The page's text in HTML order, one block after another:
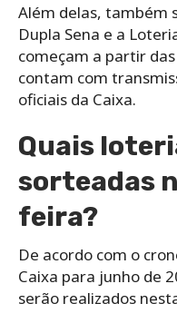
Além delas, também
Dupla Sena e a
começam a partir
contam com
oficiais da Caixa.
Quais
sorteadas
feira?
De acordo com o
Caixa para junho de
serão realizados